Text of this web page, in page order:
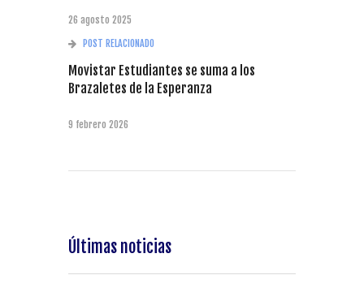
26 agosto 2025
POST RELACIONADO
Movistar Estudiantes se suma a los
Brazaletes de la Esperanza
9 febrero 2026
Últimas noticias